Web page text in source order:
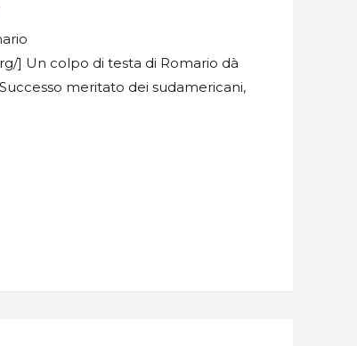
] Un colpo di testa di Romario dà
meritato dei sudamericani,